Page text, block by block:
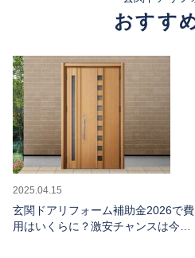
おすす
2025.04.15
玄関ドアリフォーム補助金2026で費
用はいくらに？激安チャンスは今だ